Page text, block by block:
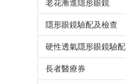
老花漸進隱形眼鏡
隱形眼鏡驗配及檢查
硬性透氣隱形眼鏡驗配
長者醫療券